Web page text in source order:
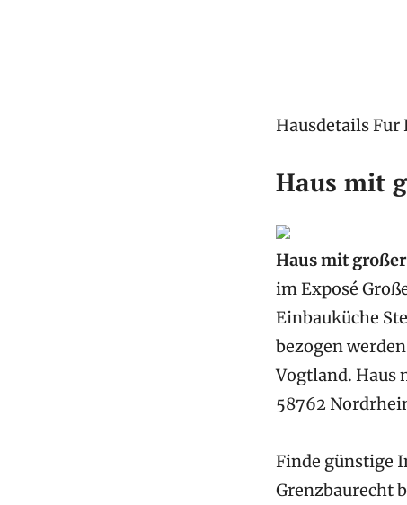
Hausdetails Fur
Haus mit
Haus mit
im Exposé
Einbauküche
bezogen
Vogtland. Haus
58762
Finde günstige
Grenzbaurecht